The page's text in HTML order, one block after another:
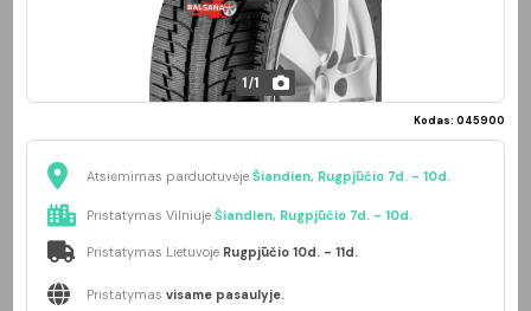
1 /1
Kodas: 045900
Atsiėmimas parduotuvėje Šiandien, Rugpjūčio 7d. - 10d.
Pristatymas Vilniuje Šiandien, Rugpjūčio 7d. - 10d.
Pristatymas Lietuvoje Rugpjūčio 10d. - 11d.
Pristatymas visame pasaulyje.